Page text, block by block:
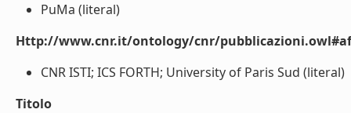
PuMa (literal)
Http://www.cnr.it/ontology/cnr/
CNR ISTI; ICS FORTH; University of Paris Sud (literal)
Titolo